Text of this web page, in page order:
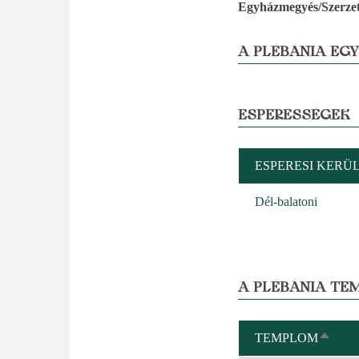
Egyházmegyés/
A PLÉBÁNIA
ESPERESSÉGEK
ESPERESI
Dél-balatoni
A PLÉBÁNIA
TEMPLOM